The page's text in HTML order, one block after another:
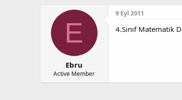
l
ş
a
n
ı
ç
t
a
E
Ebru
Active Member
9 Eyl 2011
4.Sınıf Matematik